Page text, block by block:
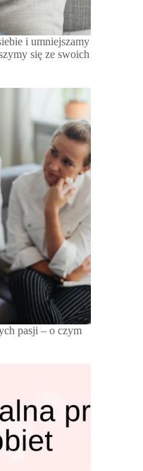
i umniejszamy
się ze swoich
pasji – o czym